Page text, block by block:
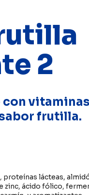
2
frutilla.
proteínas lácteas,
zinc, ácido fólico,